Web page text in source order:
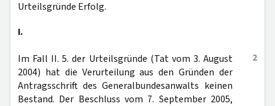
Urteilsgründe Erfolg.
I.
2
Im Fall II. 5. der Urteilsgründe (Tat vom 3. August
2004) hat die Verurteilung aus den Gründen der
Antragsschrift des Generalbundesanwalts keinen
Bestand. Der Beschluss vom 7. September 2005,